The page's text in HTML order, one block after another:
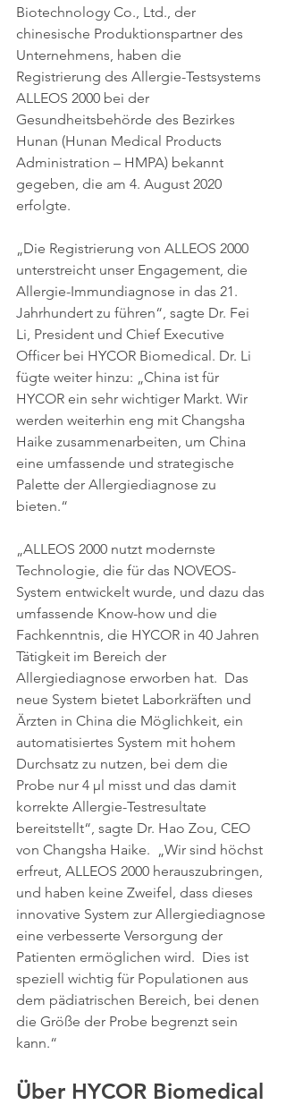
Biotechnology Co., Ltd., der
chinesische Produktionspartner des
Unternehmens, haben die
Registrierung des Allergie-Testsystems
ALLEOS 2000 bei der
Gesundheitsbehörde des Bezirkes
Hunan (Hunan Medical Products
Administration – HMPA) bekannt
gegeben, die am 4. August 2020
erfolgte.
„Die Registrierung von ALLEOS 2000
unterstreicht unser Engagement, die
Allergie-Immundiagnose in das 21.
Jahrhundert zu führen“, sagte Dr. Fei
Li, President und Chief Executive
Officer bei HYCOR Biomedical. Dr. Li
fügte weiter hinzu: „China ist für
HYCOR ein sehr wichtiger Markt. Wir
werden weiterhin eng mit Changsha
Haike zusammenarbeiten, um China
eine umfassende und strategische
Palette der Allergiediagnose zu
bieten.“
„ALLEOS 2000 nutzt modernste
Technologie, die für das NOVEOS-
System entwickelt wurde, und dazu das
umfassende Know-how und die
Fachkenntnis, die HYCOR in 40 Jahren
Tätigkeit im Bereich der
Allergiediagnose erworben hat.  Das
neue System bietet Laborkräften und
Ärzten in China die Möglichkeit, ein
automatisiertes System mit hohem
Durchsatz zu nutzen, bei dem die
Probe nur 4 µl misst und das damit
korrekte Allergie-Testresultate
bereitstellt“, sagte Dr. Hao Zou, CEO
von Changsha Haike.  „Wir sind höchst
erfreut, ALLEOS 2000 herauszubringen,
und haben keine Zweifel, dass dieses
innovative System zur Allergiediagnose
eine verbesserte Versorgung der
Patienten ermöglichen wird.  Dies ist
speziell wichtig für Populationen aus
dem pädiatrischen Bereich, bei denen
die Größe der Probe begrenzt sein
kann.“
Über HYCOR Biomedical